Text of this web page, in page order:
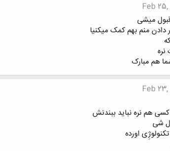
Feb 25,
قبول میشی
دادن منم بهم کمک میکنیا
هم مبارک
Feb 23,
کسی هم نره نباید ببندنش
شی
اورده